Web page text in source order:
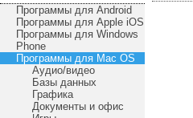
Программы для Android
Программы для Apple iOS
Программы для Windows
Phone
Программы для Mac OS
Аудио/видео
Базы данных
Графика
Документы и офис